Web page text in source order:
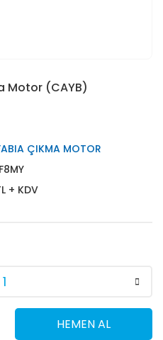
Motor (CAYB)
ÇIKMA MOTOR
+ KDV
HEMEN AL